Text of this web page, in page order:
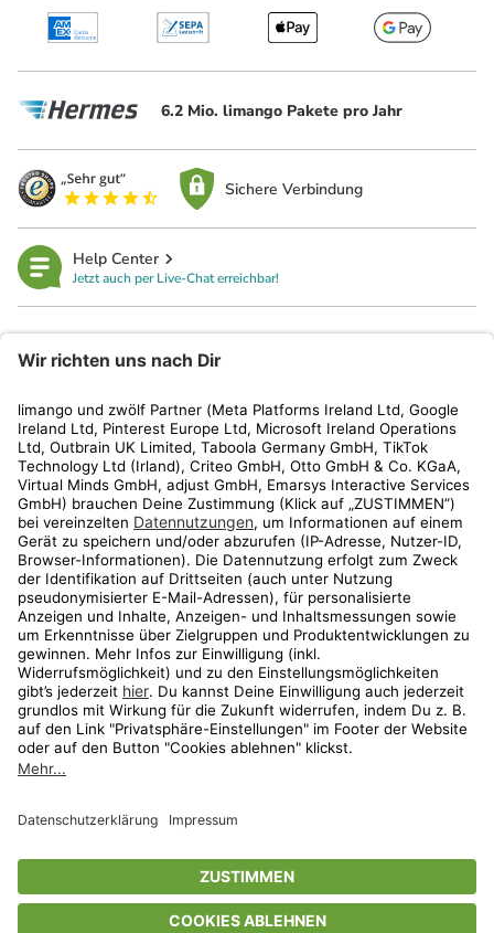
6.2 Mio. limango Pakete pro Jahr
Sichere Verbindung
Help Center
Jetzt auch per Live-Chat erreichbar!
Kundenservice
Shop
Aktionen
Travel
* Streichpreise entsprechen der unverbindlichen Preisempfehlung des
Herstellers. Prozentangaben beziehen sich auf den Streichpreis.